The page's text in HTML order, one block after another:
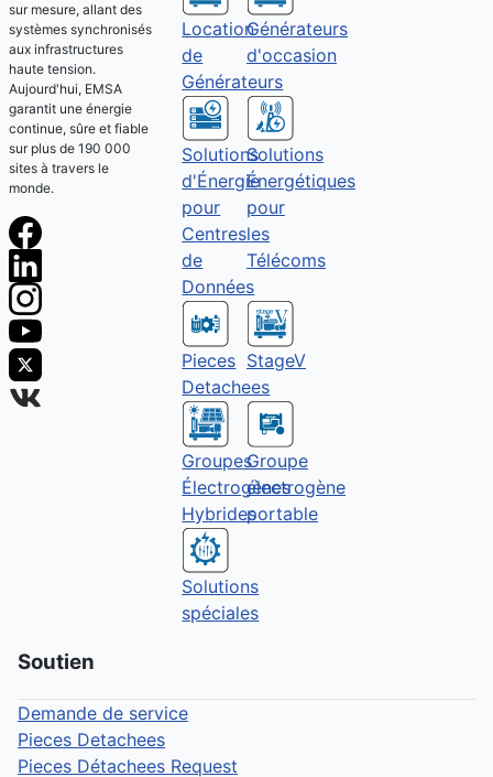
sur mesure, allant des
systèmes synchronisés
aux infrastructures
haute tension.
Aujourd'hui, EMSA
garantit une énergie
continue, sûre et fiable
sur plus de 190 000
sites à travers le
monde.
Location
de
Générateurs
Générateurs
d'occasion
Solutions
d'Énergie
pour
Centres
de
Données
Solutions
Énergétiques
pour
les
Télécoms
Pieces
Detachees
StageV
Groupes
Électrogènes
Hybrides
Groupe
électrogène
portable
Solutions
spéciales
Soutien
Demande de service
Pieces Detachees
Pieces Détachees Request